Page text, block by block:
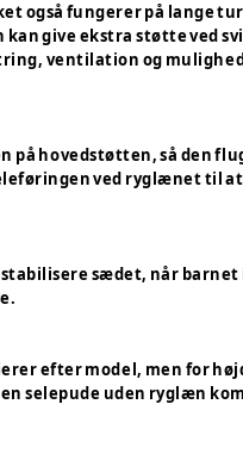
også fungerer på lange
give ekstra støtte ved
ventilation og
på hovedstøtten, så den
ved ryglænet til
sædet, når barnet
efter model, men for
selepude uden ryglæn